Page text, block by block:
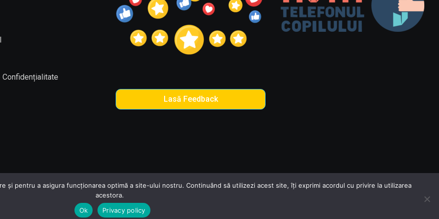
Lasă Feedback
Național de Prevenire a Abuzului față de Copii
și pentru a asigura funcționarea optimă a site-ului nostru. Continuând să utilizezi acest site, îți exprimi acordul cu privire la utilizarea
acestora.
Ok
Privacy policy